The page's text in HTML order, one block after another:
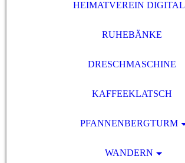
HEIMATVEREIN DIGITAL
RUHEBÄNKE
DRESCHMASCHINE
KAFFEEKLATSCH
PFANNENBERGTURM
WANDERN